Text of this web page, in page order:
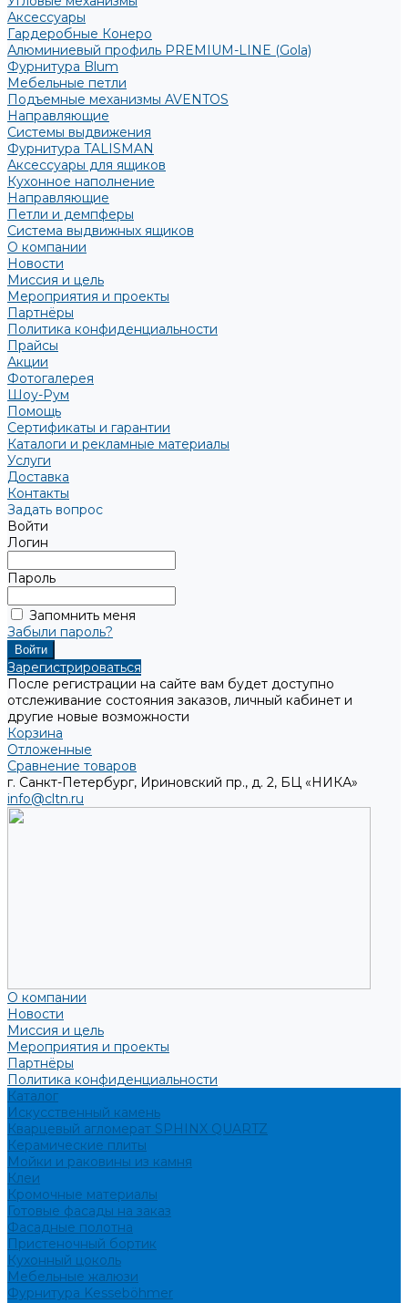
Аксессуары
Гардеробные Конеро
Алюминиевый профиль PREMIUM-LINE (Gola)
Фурнитура Blum
Мебельные петли
Подъемные механизмы AVENTOS
Направляющие
Системы выдвижения
Фурнитура TALISMAN
Аксессуары для ящиков
Кухонное наполнение
Направляющие
Петли и демпферы
Система выдвижных ящиков
О компании
Новости
Миссия и цель
Мероприятия и проекты
Партнёры
Политика конфиденциальности
Прайсы
Акции
Фотогалерея
Шоу-Рум
Помощь
Сертификаты и гарантии
Каталоги и рекламные материалы
Услуги
Доставка
Контакты
Задать вопрос
Войти
Логин
Пароль
Запомнить меня
Забыли пароль?
Зарегистрироваться
После регистрации на сайте вам будет доступно
отслеживание состояния заказов, личный кабинет и
другие новые возможности
Корзина
Отложенные
Сравнение товаров
г. Санкт-Петербург, Ириновский пр., д. 2, БЦ «НИКА»
info@cltn.ru
О компании
Новости
Миссия и цель
Мероприятия и проекты
Партнёры
Политика конфиденциальности
Каталог
Искусственный камень
Кварцевый агломерат SPHINX QUARTZ
Керамические плиты
Мойки и раковины из камня
Клеи
Кромочные материалы
Готовые фасады на заказ
Фасадные полотна
Пристеночный бортик
Кухонный цоколь
Мебельные жалюзи
Фурнитура Kesseböhmer